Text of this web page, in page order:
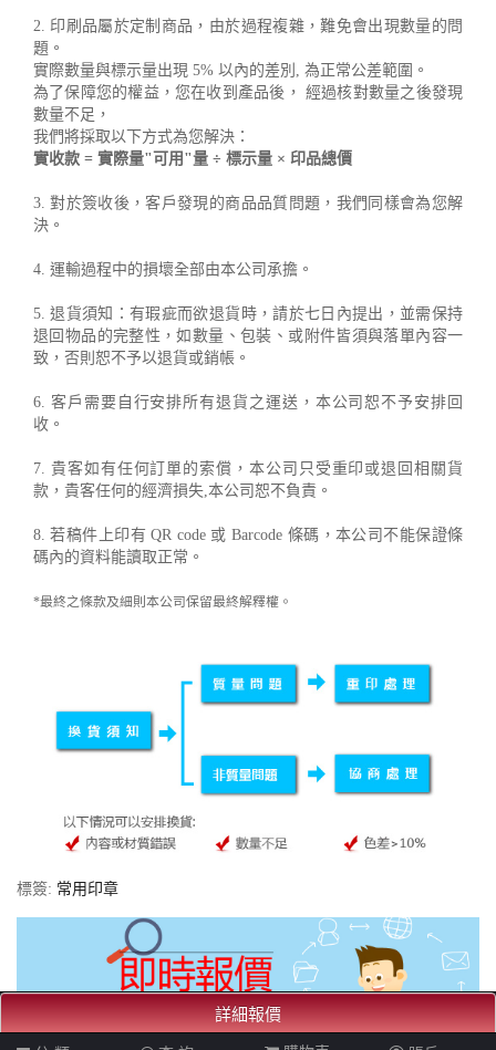
2. 印刷品屬於定制商品，由於過程複雜，難免會出現數量的問
題。
實際數量與標示量出現 5% 以內的差別, 為正常公差範圍。
為了保障您的權益，您在收到產品後， 經過核對數量之後發現
數量不足，
我們將採取以下方式為您解決：
實收款 = 實際量"可用"量 ÷ 標示量 × 印品總價
3. 對於簽收後，客戶發現的商品品質問題，我們同樣會為您解
決。
4. 運輸過程中的損壞全部由本公司承擔。
5. 退貨須知：有瑕疵而欲退貨時，請於七日內提出，並需保持
退回物品的完整性，如數量、包裝、或附件皆須與落單內容一
致，否則恕不予以退貨或銷帳。
6. 客戶需要自行安排所有退貨之運送，本公司恕不予安排回
收。
7. 貴客如有任何訂單的索償，本公司只受重印或退回相關貨
款，貴客任何的經濟損失,本公司恕不負責。
8. 若稿件上印有 QR code 或 Barcode 條碼，本公司不能保證條
碼內的資料能讀取正常。
*最終之條款及細則本公司保留最終解釋權。
標簽: 常用印章
詳細報價